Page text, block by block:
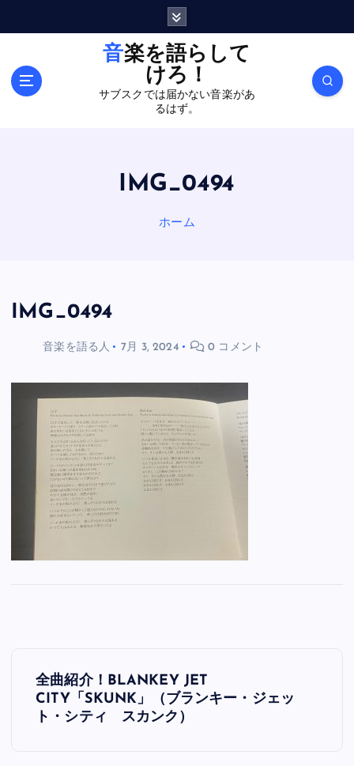
音楽を語らして
けろ！
サブスクでは届かない音楽があ
るはず。
IMG_0494
ホーム
IMG_0494
音楽を語る人 7月 3, 2024 0 コメント
投
稿
全曲紹介！BLANKEY JET
CITY「SKUNK」（ブランキー・ジェッ
ト・シティ スカンク）